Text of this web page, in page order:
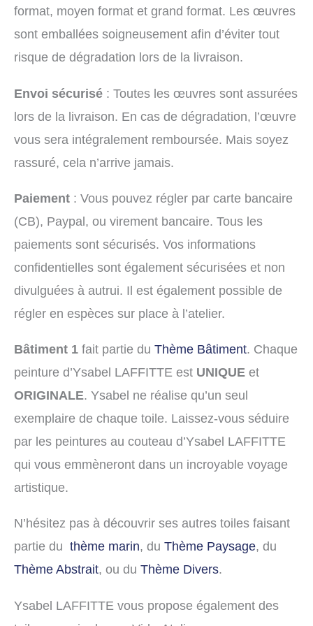
format, moyen format et grand format. Les œuvres
sont emballées soigneusement afin d’éviter tout
risque de dégradation lors de la livraison.
Envoi sécurisé : Toutes les œuvres sont assurées
lors de la livraison. En cas de dégradation, l’œuvre
vous sera intégralement remboursée. Mais soyez
rassuré, cela n’arrive jamais.
Paiement : Vous pouvez régler par carte bancaire
(CB), Paypal, ou virement bancaire. Tous les
paiements sont sécurisés. Vos informations
confidentielles sont également sécurisées et non
divulguées à autrui. Il est également possible de
régler en espèces sur place à l’atelier.
Bâtiment 1 fait partie du Thème Bâtiment. Chaque
peinture d’Ysabel LAFFITTE est UNIQUE et
ORIGINALE. Ysabel ne réalise qu’un seul
exemplaire de chaque toile. Laissez-vous séduire
par les peintures au couteau d’Ysabel LAFFITTE
qui vous emmèneront dans un incroyable voyage
artistique.
N’hésitez pas à découvrir ses autres toiles faisant
partie du thème marin, du Thème Paysage, du
Thème Abstrait, ou du Thème Divers.
Ysabel LAFFITTE vous propose également des